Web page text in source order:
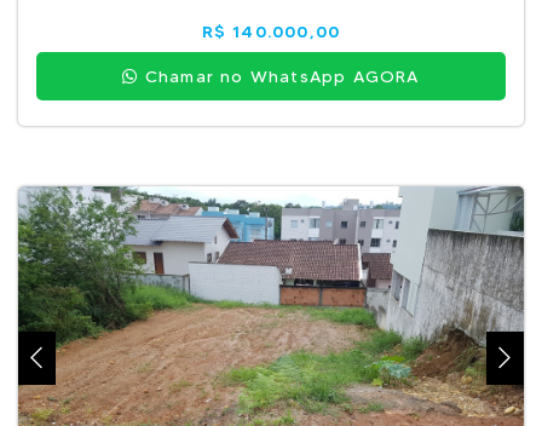
R$ 140.000,00
Chamar no WhatsApp AGORA